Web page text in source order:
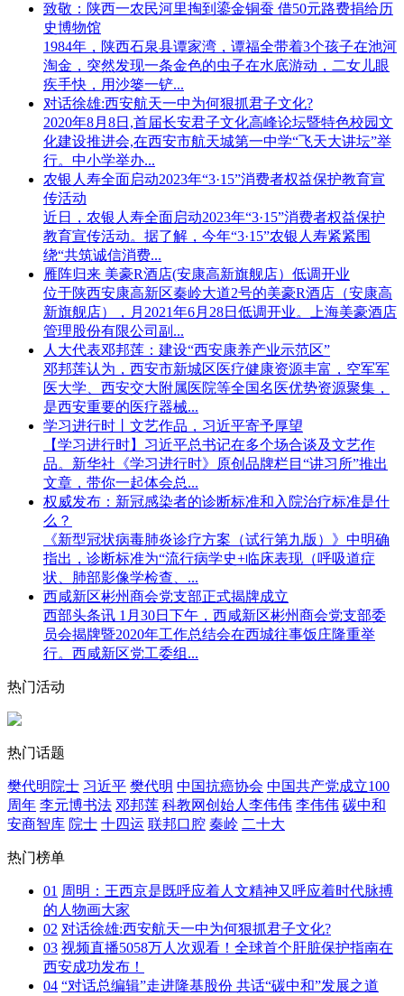
致敬：陕西一农民河里掏到鎏金铜蚕 借50元路费捐给历
史博物馆
1984年，陕西石泉县谭家湾，谭福全带着3个孩子在池河
淘金，突然发现一条金色的虫子在水底游动，二女儿眼
疾手快，用沙篓一铲...
对话徐雄:西安航天一中为何狠抓君子文化?
2020年8月8日,首届长安君子文化高峰论坛暨特色校园文
化建设推进会,在西安市航天城第一中学“飞天大讲坛”举
行。中小学举办...
农银人寿全面启动2023年“3·15”消费者权益保护教育宣
传活动
近日，农银人寿全面启动2023年“3·15”消费者权益保护
教育宣传活动。据了解，今年“3·15”农银人寿紧紧围
绕“共筑诚信消费...
雁阵归来 美豪R酒店(安康高新旗舰店）低调开业
位于陕西安康高新区秦岭大道2号的美豪R酒店（安康高
新旗舰店），月2021年6月28日低调开业。上海美豪酒店
管理股份有限公司副...
人大代表邓邦莲：建设“西安康养产业示范区”
邓邦莲认为，西安市新城区医疗健康资源丰富，空军军
医大学、西安交大附属医院等全国名医优势资源聚集，
是西安重要的医疗器械...
学习进行时丨文艺作品，习近平寄予厚望
【学习进行时】习近平总书记在多个场合谈及文艺作
品。新华社《学习进行时》原创品牌栏目“讲习所”推出
文章，带你一起体会总...
权威发布：新冠感染者的诊断标准和入院治疗标准是什
么？
《新型冠状病毒肺炎诊疗方案（试行第九版）》中明确
指出，诊断标准为“流行病学史+临床表现（呼吸道症
状、肺部影像学检查、...
西咸新区彬州商会党支部正式揭牌成立
西部头条讯 1月30日下午，西咸新区彬州商会党支部委
员会揭牌暨2020年工作总结会在西城往事饭庄隆重举
行。西咸新区党工委组...
热门活动
热门话题
樊代明院士 习近平 樊代明 中国抗癌协会 中国共产党成立100
周年 李元博书法 邓邦莲 科教网创始人李伟伟 李伟伟 碳中和
安商智库 院士 十四运 联邦口腔 秦岭 二十大
热门榜单
01 周明：王西京是既呼应着人文精神又呼应着时代脉搏
的人物画大家
02 对话徐雄:西安航天一中为何狠抓君子文化?
03 视频直播5058万人次观看！全球首个肝脏保护指南在
西安成功发布！
04 “对话总编辑”走进隆基股份 共话“碳中和”发展之道